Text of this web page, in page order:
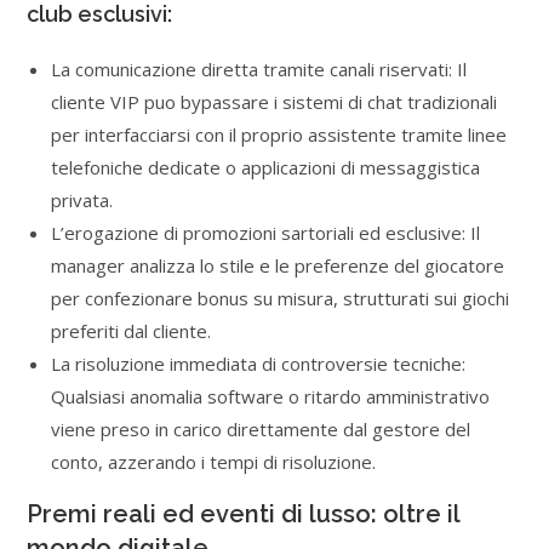
club esclusivi:
La comunicazione diretta tramite canali riservati: Il
cliente VIP puo bypassare i sistemi di chat tradizionali
per interfacciarsi con il proprio assistente tramite linee
telefoniche dedicate o applicazioni di messaggistica
privata.
L’erogazione di promozioni sartoriali ed esclusive: Il
manager analizza lo stile e le preferenze del giocatore
per confezionare bonus su misura, strutturati sui giochi
preferiti dal cliente.
La risoluzione immediata di controversie tecniche:
Qualsiasi anomalia software o ritardo amministrativo
viene preso in carico direttamente dal gestore del
conto, azzerando i tempi di risoluzione.
Premi reali ed eventi di lusso: oltre il